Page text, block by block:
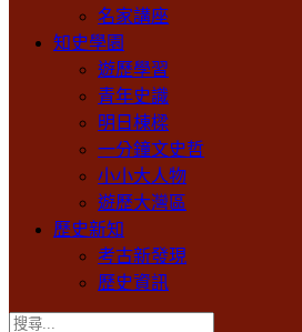
名家講座
知史學園
遊歷學習
青年史識
明日棟樑
一分鐘文史哲
小小大人物
遊歷大灣區
歷史新知
考古新發現
歷史資訊